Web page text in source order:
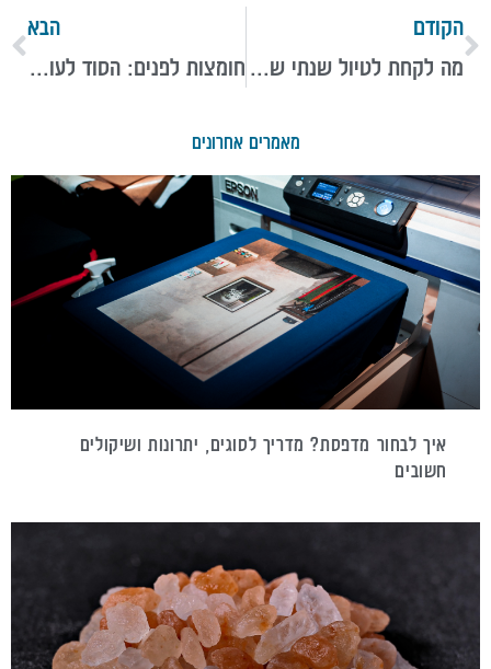
הקודם
מה לקחת לטיול שנתי של יומיים? רשימת ציוד מלאה וטיפים
הבא
חומצות לפנים: הסוד לעור בריא שכל אישה צריכה להכיר
מאמרים אחרונים
איך לבחור מדפסת? מדריך לסוגים, יתרונות ושיקולים
חשובים